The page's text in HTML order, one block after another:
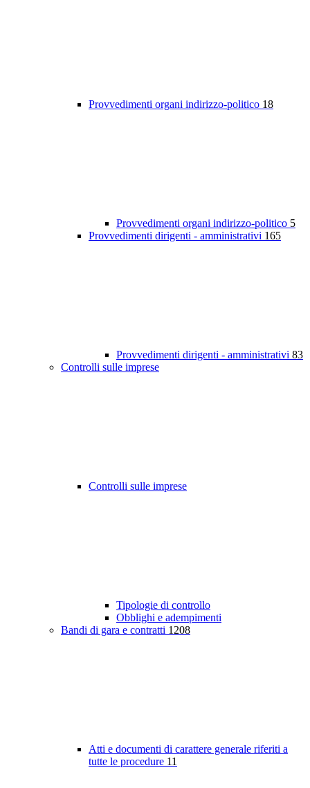
Provvedimenti organi indirizzo-politico 18
Provvedimenti organi indirizzo-politico 5
Provvedimenti dirigenti - amministrativi 165
Provvedimenti dirigenti - amministrativi 83
Controlli sulle imprese
Controlli sulle imprese
Tipologie di controllo
Obblighi e adempimenti
Bandi di gara e contratti 1208
Atti e documenti di carattere generale riferiti a
tutte le procedure 11